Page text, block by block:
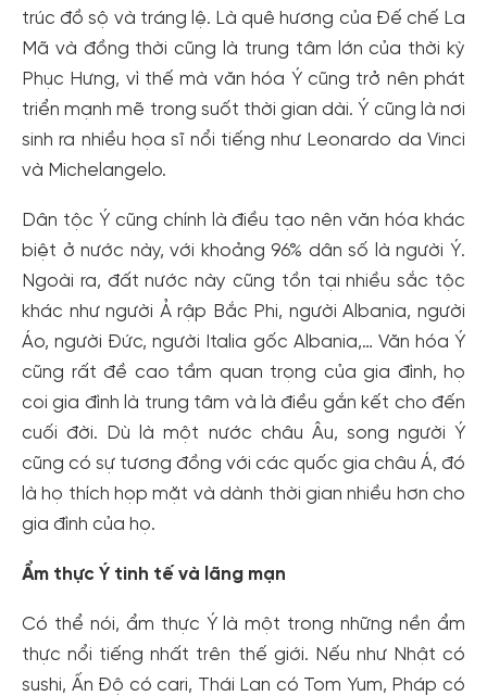
trúc đồ sộ và tráng lệ. Là quê hương của Đế chế La
Mã và đồng thời cũng là trung tâm lớn của thời kỳ
Phục Hưng, vì thế mà văn hóa Ý cũng trở nên phát
triển mạnh mẽ trong suốt thời gian dài. Ý cũng là nơi
sinh ra nhiều họa sĩ nổi tiếng như Leonardo da Vinci
và Michelangelo.
Dân tộc Ý cũng chính là điều tạo nên văn hóa khác
biệt ở nước này, với khoảng 96% dân số là người Ý.
Ngoài ra, đất nước này cũng tồn tại nhiều sắc tộc
khác như người Ả rập Bắc Phi, người Albania, người
Áo, người Đức, người Italia gốc Albania,… Văn hóa Ý
cũng rất đề cao tầm quan trọng của gia đình, họ
coi gia đình là trung tâm và là điều gắn kết cho đến
cuối đời. Dù là một nước châu Âu, song người Ý
cũng có sự tương đồng với các quốc gia châu Á, đó
là họ thích họp mặt và dành thời gian nhiều hơn cho
gia đình của họ.
Ẩm thực Ý tinh tế và lãng mạn
Có thể nói, ẩm thực Ý là một trong những nền ẩm
thực nổi tiếng nhất trên thế giới. Nếu như Nhật có
sushi, Ấn Độ có cari, Thái Lan có Tom Yum, Pháp có